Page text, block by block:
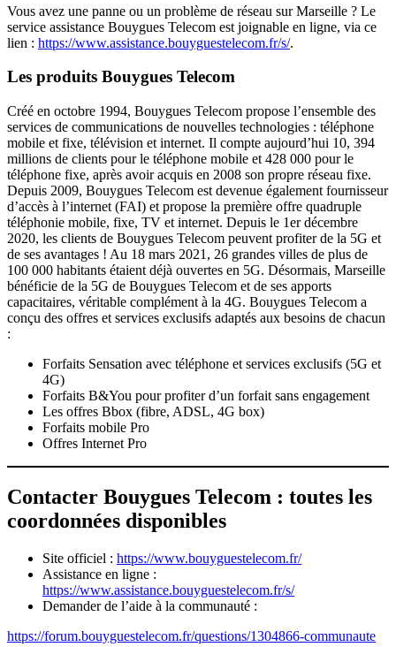
Vous avez une panne ou un problème de réseau sur Marseille ? Le
service assistance Bouygues Telecom est joignable en ligne, via ce
lien : https://www.assistance.bouyguestelecom.fr/s/.
Les produits Bouygues Telecom
Créé en octobre 1994, Bouygues Telecom propose l’ensemble des
services de communications de nouvelles technologies : téléphone
mobile et fixe, télévision et internet. Il compte aujourd’hui 10, 394
millions de clients pour le téléphone mobile et 428 000 pour le
téléphone fixe, après avoir acquis en 2008 son propre réseau fixe.
Depuis 2009, Bouygues Telecom est devenue également fournisseur
d’accès à l’internet (FAI) et propose la première offre quadruple
téléphonie mobile, fixe, TV et internet. Depuis le 1er décembre
2020, les clients de Bouygues Telecom peuvent profiter de la 5G et
de ses avantages ! Au 18 mars 2021, 26 grandes villes de plus de
100 000 habitants étaient déjà ouvertes en 5G. Désormais, Marseille
bénéficie de la 5G de Bouygues Telecom et de ses apports
capacitaires, véritable complément à la 4G. Bouygues Telecom a
conçu des offres et services exclusifs adaptés aux besoins de chacun
:
Forfaits Sensation avec téléphone et services exclusifs (5G et
4G)
Forfaits B&You pour profiter d’un forfait sans engagement
Les offres Bbox (fibre, ADSL, 4G box)
Forfaits mobile Pro
Offres Internet Pro
Contacter Bouygues Telecom : toutes les
coordonnées disponibles
Site officiel : https://www.bouyguestelecom.fr/
Assistance en ligne :
https://www.assistance.bouyguestelecom.fr/s/
Demander de l’aide à la communauté :
https://forum.bouyguestelecom.fr/questions/1304866-communaute